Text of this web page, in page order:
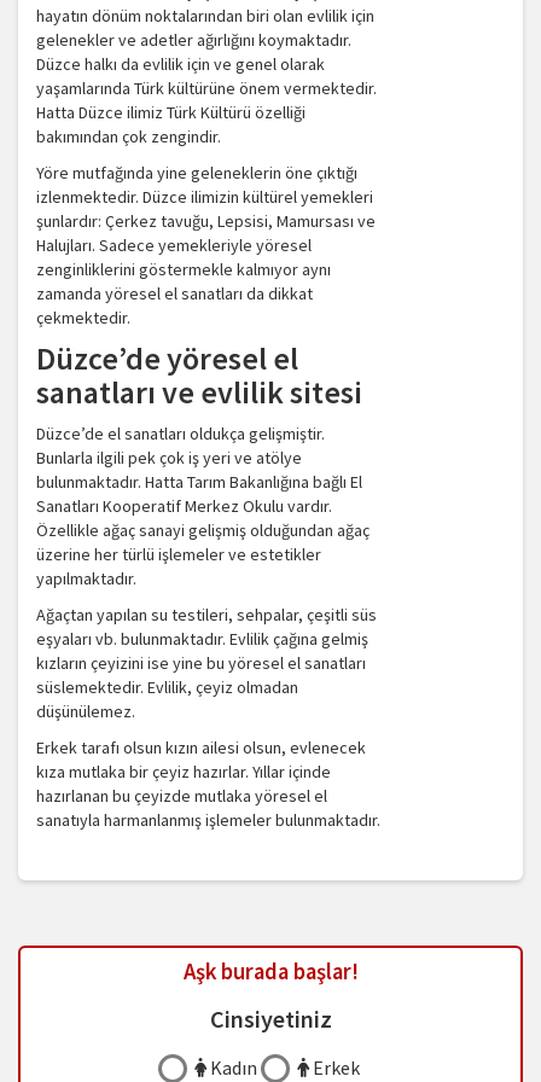
hayatın dönüm noktalarından biri olan evlilik için
gelenekler ve adetler ağırlığını koymaktadır.
Düzce halkı da evlilik için ve genel olarak
yaşamlarında Türk kültürüne önem vermektedir.
Hatta Düzce ilimiz Türk Kültürü özelliği
bakımından çok zengindir.
Yöre mutfağında yine geleneklerin öne çıktığı
izlenmektedir. Düzce ilimizin kültürel yemekleri
şunlardır: Çerkez tavuğu, Lepsisi, Mamursası ve
Halujları. Sadece yemekleriyle yöresel
zenginliklerini göstermekle kalmıyor aynı
zamanda yöresel el sanatları da dikkat
çekmektedir.
Düzce’de yöresel el
sanatları ve evlilik sitesi
Düzce’de el sanatları oldukça gelişmiştir.
Bunlarla ilgili pek çok iş yeri ve atölye
bulunmaktadır. Hatta Tarım Bakanlığına bağlı El
Sanatları Kooperatif Merkez Okulu vardır.
Özellikle ağaç sanayi gelişmiş olduğundan ağaç
üzerine her türlü işlemeler ve estetikler
yapılmaktadır.
Ağaçtan yapılan su testileri, sehpalar, çeşitli süs
eşyaları vb. bulunmaktadır. Evlilik çağına gelmiş
kızların çeyizini ise yine bu yöresel el sanatları
süslemektedir. Evlilik, çeyiz olmadan
düşünülemez.
Erkek tarafı olsun kızın ailesi olsun, evlenecek
kıza mutlaka bir çeyiz hazırlar. Yıllar içinde
hazırlanan bu çeyizde mutlaka yöresel el
sanatıyla harmanlanmış işlemeler bulunmaktadır.
Aşk burada başlar!
Cinsiyetiniz
Kadın Erkek